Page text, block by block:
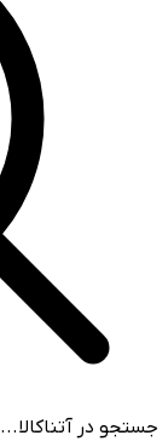
جستجو در آتناکالا...